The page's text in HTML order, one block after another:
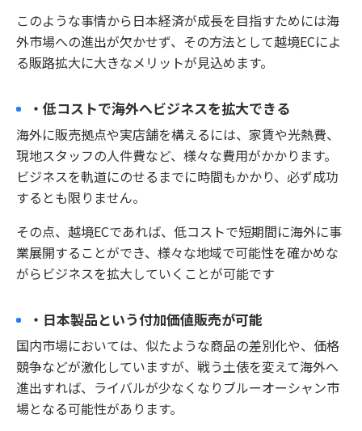
このような事情から日本経済が成長を目指すためには海
外市場への進出が欠かせず、その方法として越境ECによ
る販路拡大に大きなメリットが見込めます。
・低コストで海外へビジネスを拡大できる
海外に販売拠点や実店舗を構えるには、家賃や光熱費、
現地スタッフの人件費など、様々な費用がかかります。
ビジネスを軌道にのせるまでに時間もかかり、必ず成功
するとも限りません。
その点、越境ECであれば、低コストで短期間に海外に事
業展開することができ、様々な地域で可能性を確かめな
がらビジネスを拡大していくことが可能です
・日本製品という付加価値販売が可能
国内市場においては、似たような商品の差別化や、価格
競争などが激化していますが、戦う土俵を変えて海外へ
進出すれば、ライバルが少なくなりブルーオーシャン市
場となる可能性があります。